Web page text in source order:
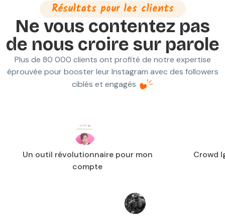
Résultats pour les clients
Ne vous contentez pas
de nous croire sur parole
Plus de 80 000 clients ont profité de notre expertise
éprouvée pour booster leur Instagram avec des followers
ciblés et engagés
Un outil révolutionnaire pour mon
compte
Crowd